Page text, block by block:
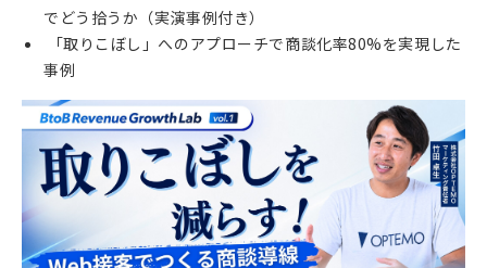
でどう拾うか（実演事例付き）
「取りこぼし」へのアプローチで商談化率80%を実現した
事例